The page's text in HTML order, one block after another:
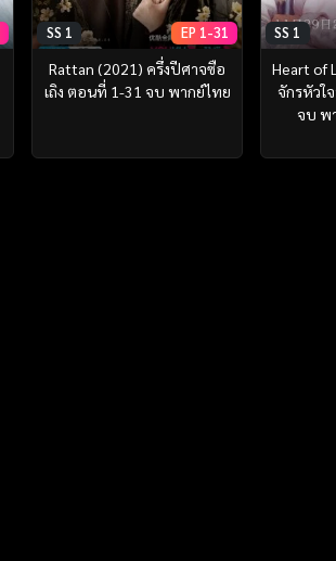
SS 1 EP 1-31
Rattan (2021) ครึ่งปีศาจซือ
เถิง ตอนที่ 1-31 จบ พากย์ไทย
SS 1
Heart of
จักรหัวใ
จบ พ